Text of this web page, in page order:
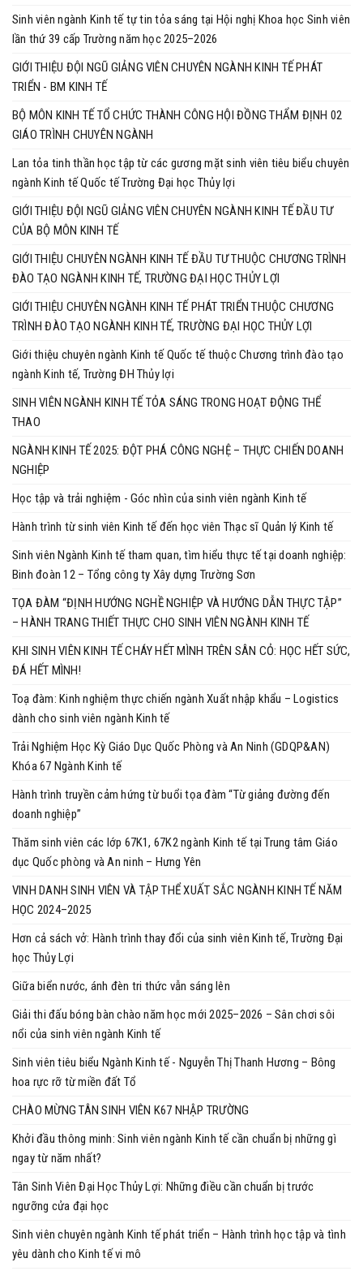
Sinh viên ngành Kinh tế tự tin tỏa sáng tại Hội nghị Khoa học Sinh viên
lần thứ 39 cấp Trường năm học 2025–2026
GIỚI THIỆU ĐỘI NGŨ GIẢNG VIÊN CHUYÊN NGÀNH KINH TẾ PHÁT
TRIỂN - BM KINH TẾ
BỘ MÔN KINH TẾ TỔ CHỨC THÀNH CÔNG HỘI ĐỒNG THẨM ĐỊNH 02
GIÁO TRÌNH CHUYÊN NGÀNH
Lan tỏa tinh thần học tập từ các gương mặt sinh viên tiêu biểu chuyên
ngành Kinh tế Quốc tế Trường Đại học Thủy lợi
GIỚI THIỆU ĐỘI NGŨ GIẢNG VIÊN CHUYÊN NGÀNH KINH TẾ ĐẦU TƯ
CỦA BỘ MÔN KINH TẾ
GIỚI THIỆU CHUYÊN NGÀNH KINH TẾ ĐẦU TƯ THUỘC CHƯƠNG TRÌNH
ĐÀO TẠO NGÀNH KINH TẾ, TRƯỜNG ĐẠI HỌC THỦY LỢI
GIỚI THIỆU CHUYÊN NGÀNH KINH TẾ PHÁT TRIỂN THUỘC CHƯƠNG
TRÌNH ĐÀO TẠO NGÀNH KINH TẾ, TRƯỜNG ĐẠI HỌC THỦY LỢI
Giới thiệu chuyên ngành Kinh tế Quốc tế thuộc Chương trình đào tạo
ngành Kinh tế, Trường ĐH Thủy lợi
SINH VIÊN NGÀNH KINH TẾ TỎA SÁNG TRONG HOẠT ĐỘNG THỂ
THAO
NGÀNH KINH TẾ 2025: ĐỘT PHÁ CÔNG NGHỆ – THỰC CHIẾN DOANH
NGHIỆP
Học tập và trải nghiệm - Góc nhìn của sinh viên ngành Kinh tế
Hành trình từ sinh viên Kinh tế đến học viên Thạc sĩ Quản lý Kinh tế
Sinh viên Ngành Kinh tế tham quan, tìm hiểu thực tế tại doanh nghiệp:
Binh đoàn 12 – Tổng công ty Xây dựng Trường Sơn
TỌA ĐÀM “ĐỊNH HƯỚNG NGHỀ NGHIỆP VÀ HƯỚNG DẪN THỰC TẬP”
– HÀNH TRANG THIẾT THỰC CHO SINH VIÊN NGÀNH KINH TẾ
KHI SINH VIÊN KINH TẾ CHÁY HẾT MÌNH TRÊN SÂN CỎ: HỌC HẾT SỨC,
ĐÁ HẾT MÌNH!
Toạ đàm: Kinh nghiệm thực chiến ngành Xuất nhập khẩu – Logistics
dành cho sinh viên ngành Kinh tế
Trải Nghiệm Học Kỳ Giáo Dục Quốc Phòng và An Ninh (GDQP&AN)
Khóa 67 Ngành Kinh tế
Hành trình truyền cảm hứng từ buổi tọa đàm “Từ giảng đường đến
doanh nghiệp”
Thăm sinh viên các lớp 67K1, 67K2 ngành Kinh tế tại Trung tâm Giáo
dục Quốc phòng và An ninh – Hưng Yên
VINH DANH SINH VIÊN VÀ TẬP THỂ XUẤT SẮC NGÀNH KINH TẾ NĂM
HỌC 2024–2025
Hơn cả sách vở: Hành trình thay đổi của sinh viên Kinh tế, Trường Đại
học Thủy Lợi
Giữa biển nước, ánh đèn tri thức vẫn sáng lên
Giải thi đấu bóng bàn chào năm học mới 2025–2026 – Sân chơi sôi
nổi của sinh viên ngành Kinh tế
Sinh viên tiêu biểu Ngành Kinh tế - Nguyễn Thị Thanh Hương – Bông
hoa rực rỡ từ miền đất Tổ
CHÀO MỪNG TÂN SINH VIÊN K67 NHẬP TRƯỜNG
Khởi đầu thông minh: Sinh viên ngành Kinh tế cần chuẩn bị những gì
ngay từ năm nhất?
Tân Sinh Viên Đại Học Thủy Lợi: Những điều cần chuẩn bị trước
ngưỡng cửa đại học
Sinh viên chuyên ngành Kinh tế phát triển – Hành trình học tập và tình
yêu dành cho Kinh tế vi mô